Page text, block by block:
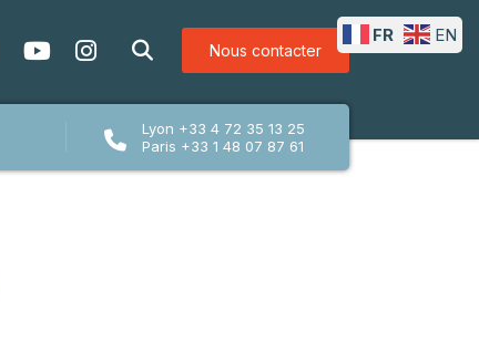
Nous contacter
Lyon +33 4 72 35 13 25
Paris +33 1 48 07 87 61
FR EN